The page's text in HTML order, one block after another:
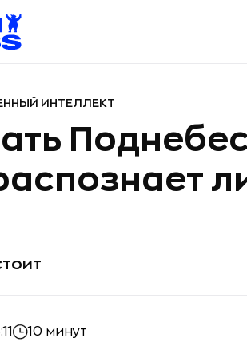
ИНТЕЛЛЕКТ
10 минут